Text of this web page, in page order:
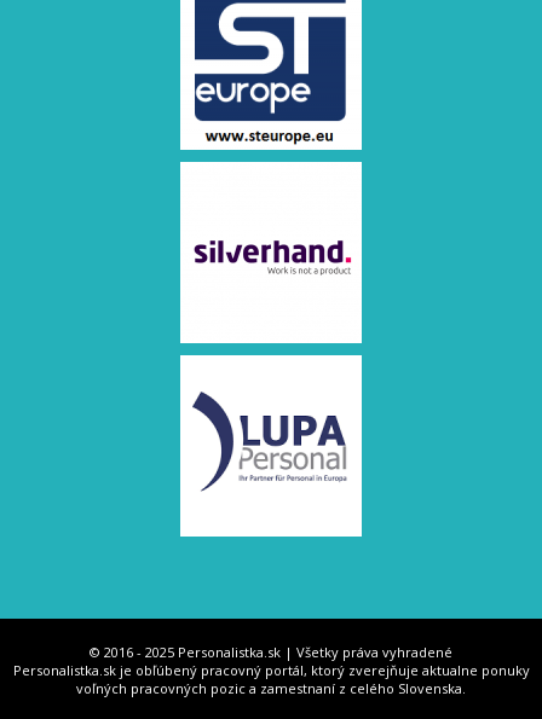
© 2016 - 2025 Personalistka.sk | Všetky práva vyhradené
Personalistka.sk je obľúbený pracovný portál, ktorý zverejňuje aktualne ponuky
voľných pracovných pozic a zamestnaní z celého Slovenska.